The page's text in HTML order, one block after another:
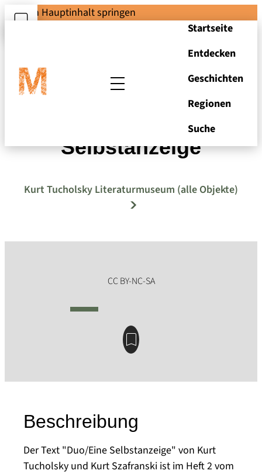
Zum Hauptinhalt springen
Startseite
Entdecken
Geschichten
Regionen
Suche
Selbstanzeige
Kurt Tucholsky Literaturmuseum (alle Objekte)
Beschreibung
Der Text "Duo/Eine Selbstanzeige" von Kurt
Tucholsky und Kurt Szafranski ist im Heft 2 vom